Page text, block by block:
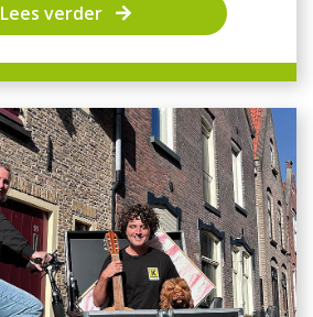
Lees verder